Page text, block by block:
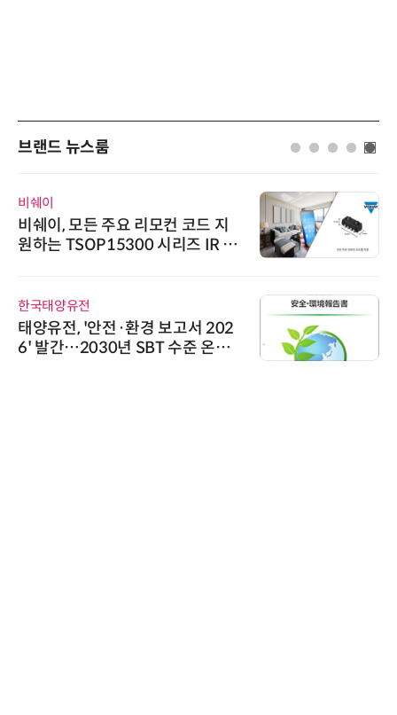
브랜드 뉴스룸
비쉐이
비쉐이, 모든 주요 리모컨 코드 지
원하는 TSOP15300 시리즈 IR 수
한국태양유전
태양유전, '안전·환경 보고서 202
6' 발간…2030년 SBT 수준 온실